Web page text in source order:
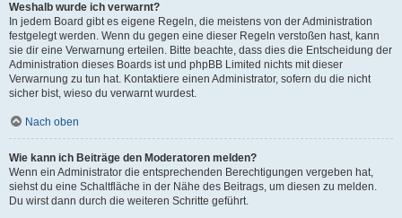
Weshalb wurde ich verwarnt?
In jedem Board gibt es eigene Regeln, die meistens von der Administration
festgelegt werden. Wenn du gegen eine dieser Regeln verstoßen hast, kann
sie dir eine Verwarnung erteilen. Bitte beachte, dass dies die Entscheidung der
Administration dieses Boards ist und phpBB Limited nichts mit dieser
Verwarnung zu tun hat. Kontaktiere einen Administrator, sofern du die nicht
sicher bist, wieso du verwarnt wurdest.
Nach oben
Wie kann ich Beiträge den Moderatoren melden?
Wenn ein Administrator die entsprechenden Berechtigungen vergeben hat,
siehst du eine Schaltfläche in der Nähe des Beitrags, um diesen zu melden.
Du wirst dann durch die weiteren Schritte geführt.